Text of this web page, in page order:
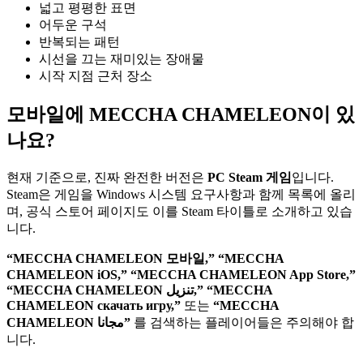
넓고 평평한 표면
어두운 구석
반복되는 패턴
시선을 끄는 재미있는 장애물
시작 지점 근처 장소
모바일에 MECCHA CHAMELEON이 있
나요?
현재 기준으로, 진짜 완전한 버전은 PC Steam 게임입니다.
Steam은 게임을 Windows 시스템 요구사항과 함께 목록에 올리
며, 공식 스토어 페이지도 이를 Steam 타이틀로 소개하고 있습
니다.
“MECCHA CHAMELEON 모바일,” “MECCHA
CHAMELEON iOS,” “MECCHA CHAMELEON App Store,”
“MECCHA CHAMELEON تنزيل,” “MECCHA
CHAMELEON скачать игру,” 또는 “MECCHA
CHAMELEON مجانا” 를 검색하는 플레이어들은 주의해야 합
니다.